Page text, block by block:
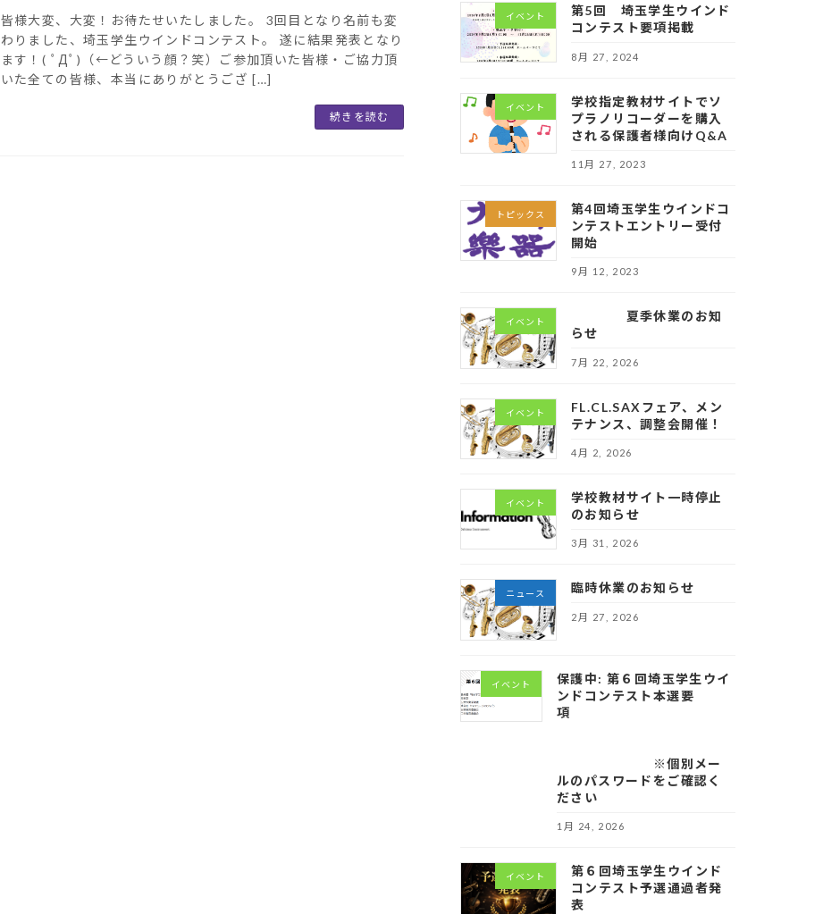
皆様大変、大変！お待たせいたしました。 3回目となり名前も変
わりました、埼玉学生ウインドコンテスト。 遂に結果発表となり
ます！( ﾟДﾟ)（←どういう顔？笑）ご参加頂いた皆様・ご協力頂
いた全ての皆様、本当にありがとうござ […]
続きを読む
イベント
第5回 埼玉学生ウインド
コンテスト要項掲載
8月 27, 2024
イベント
学校指定教材サイトでソ
プラノリコーダーを購入
される保護者様向けQ&A
11月 27, 2023
トピックス
第4回埼玉学生ウインドコ
ンテストエントリー受付
開始
9月 12, 2023
イベント
夏季休業のお知
らせ
7月 22, 2026
イベント
FL.CL.SAXフェア、メン
テナンス、調整会開催！
4月 2, 2026
イベント
学校教材サイト一時停止
のお知らせ
3月 31, 2026
ニュース 臨時休業のお知らせ
2月 27, 2026
イベント
保護中: 第６回埼玉学生ウイ
ンドコンテスト本選要
項
※個別メー
ルのパスワードをご確認く
ださい
1月 24, 2026
イベント
第６回埼玉学生ウインド
コンテスト予選通過者発
表